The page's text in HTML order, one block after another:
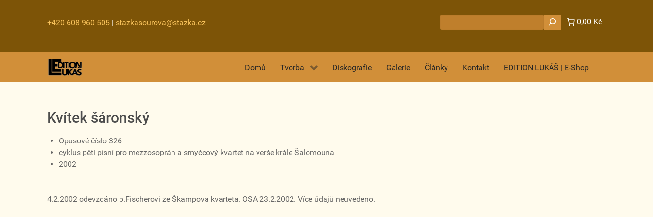
+420 608 960 505 | stazkasourova@stazka.cz 0,00 Kč
Domů Tvorba Diskografie Galerie Články Kontakt EDITION LUKÁŠ | E-Shop
Kvítek šáronský
Opusové číslo 326
cyklus pěti písní pro mezzosoprán a smyčcový kvartet na verše krále Šalomouna
2002
4.2.2002 odevzdáno p.Fischerovi ze Škampova kvarteta. OSA 23.2.2002. Více údajů neuvedeno.